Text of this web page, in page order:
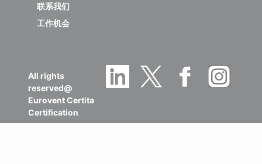
联系我们
工作机会
All rights
reserved@
Eurovent Certita
Certification